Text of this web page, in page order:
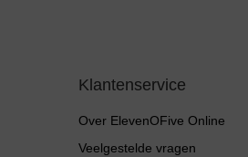
Klantenservice
Over ElevenOFive Online
Veelgestelde vragen